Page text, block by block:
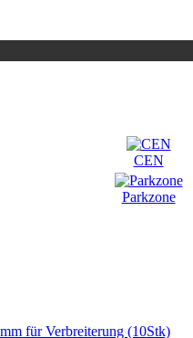
CEN
Parkzone